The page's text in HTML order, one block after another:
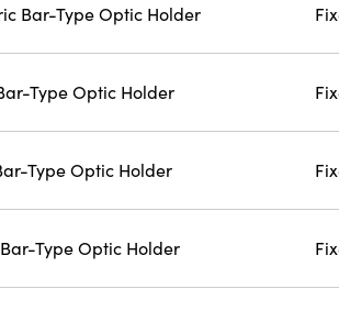
Bar-Type Optic Holder
Type Optic Holder
Type Optic Holder
Type Optic Holder